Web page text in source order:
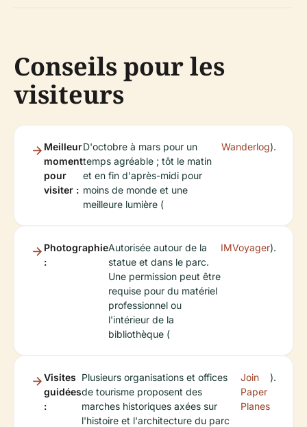
Conseils pour les
visiteurs
Meilleur
moment
pour
visiter :
D'octobre à mars pour un
temps agréable ; tôt le matin
et en fin d'après-midi pour
moins de monde et une
meilleure lumière (
Wanderlog).
Photographie
:
Autorisée autour de la
statue et dans le parc.
Une permission peut être
requise pour du matériel
professionnel ou
l'intérieur de la
bibliothèque (
IMVoyager).
Visites
guidées
:
Plusieurs organisations et offices
de tourisme proposent des
marches historiques axées sur
l'histoire et l'architecture du parc
Join
Paper
Planes
).